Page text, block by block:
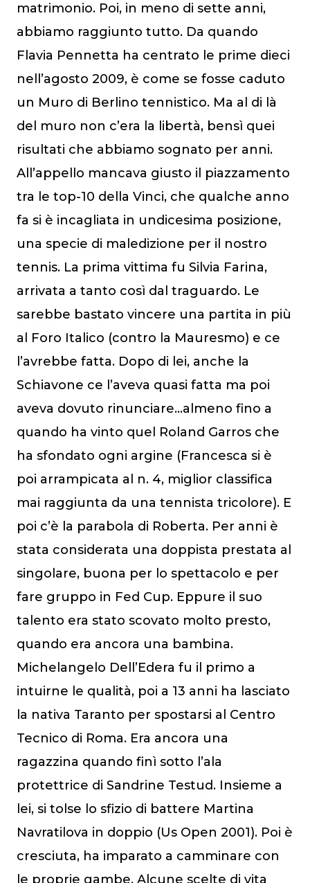
matrimonio. Poi, in meno di sette anni,
abbiamo raggiunto tutto. Da quando
Flavia Pennetta ha centrato le prime dieci
nell’agosto 2009, è come se fosse caduto
un Muro di Berlino tennistico. Ma al di là
del muro non c’era la libertà, bensì quei
risultati che abbiamo sognato per anni.
All’appello mancava giusto il piazzamento
tra le top-10 della Vinci, che qualche anno
fa si è incagliata in undicesima posizione,
una specie di maledizione per il nostro
tennis. La prima vittima fu Silvia Farina,
arrivata a tanto così dal traguardo. Le
sarebbe bastato vincere una partita in più
al Foro Italico (contro la Mauresmo) e ce
l’avrebbe fatta. Dopo di lei, anche la
Schiavone ce l’aveva quasi fatta ma poi
aveva dovuto rinunciare…almeno fino a
quando ha vinto quel Roland Garros che
ha sfondato ogni argine (Francesca si è
poi arrampicata al n. 4, miglior classifica
mai raggiunta da una tennista tricolore). E
poi c’è la parabola di Roberta. Per anni è
stata considerata una doppista prestata al
singolare, buona per lo spettacolo e per
fare gruppo in Fed Cup. Eppure il suo
talento era stato scovato molto presto,
quando era ancora una bambina.
Michelangelo Dell’Edera fu il primo a
intuirne le qualità, poi a 13 anni ha lasciato
la nativa Taranto per spostarsi al Centro
Tecnico di Roma. Era ancora una
ragazzina quando finì sotto l’ala
protettrice di Sandrine Testud. Insieme a
lei, si tolse lo sfizio di battere Martina
Navratilova in doppio (Us Open 2001). Poi è
cresciuta, ha imparato a camminare con
le proprie gambe. Alcune scelte di vita